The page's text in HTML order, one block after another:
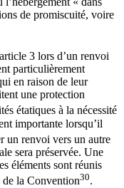
de promiscuité, voire
3 lors d’un renvoi
particulièrement
en raison de leur
une protection
étatiques à la nécessité
importante lorsqu’il
un renvoi vers un autre
sera préservée. Une
éléments sont réunis
de la Convention30.